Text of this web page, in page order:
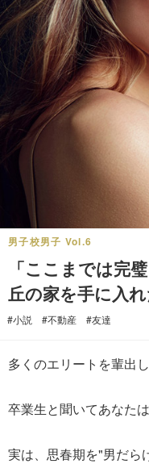
男子校男子 Vol.6
「ここまでは完
丘の家を手に入
#小説 #不動産 #友達
多くのエリートを輩出
卒業生と聞いてあなた
実は、思春期を"男だら